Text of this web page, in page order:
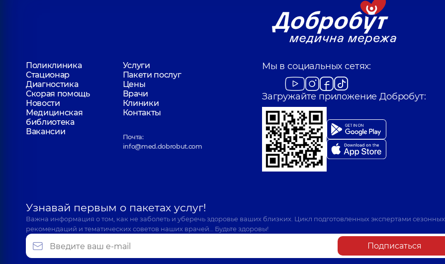
Поликлиника
Услуги
Стационар
Пакети послуг
Диагностика
Цены
Скорая помощь
Врачи
Новости
Клиники
Медицинская
библиотека
Контакты
Вакансии
Почта:
info@med.dobrobut.com
Мы в социальных сетях:
Загружайте приложение Добробут:
Узнавай первым о пакетах услуг!
Важна информация о том, как не заболеть и уберечь здоровье ваших близких. Цикл подготовленных экспертами сезонных
рекомендаций и тематических советов наших врачей… Будьте здоровы!
Подписаться